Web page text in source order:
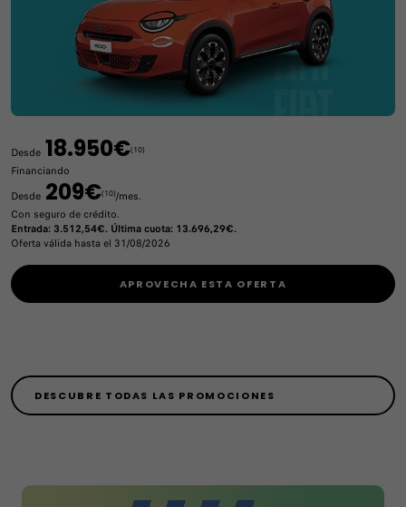
Desde 18.950€(10)
Financiando
Desde 209€(10)/mes.
Con seguro de crédito.
Entrada: 3.512,54€. Última cuota: 13.696,29€.
Oferta válida hasta el 31/08/2026
APROVECHA ESTA OFERTA
DESCUBRE TODAS LAS PROMOCIONES